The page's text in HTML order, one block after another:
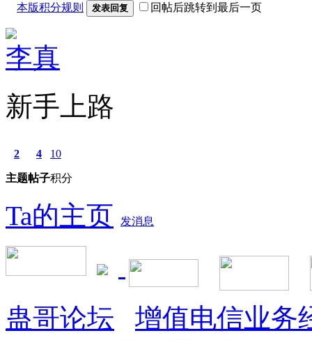
本版积分规则 发表回复 回帖后跳转到最后一页
李真
新手上路
2
主题
4
帖子
10
积分
Ta的主页 发消息
蛊哥论坛
增值电信业务